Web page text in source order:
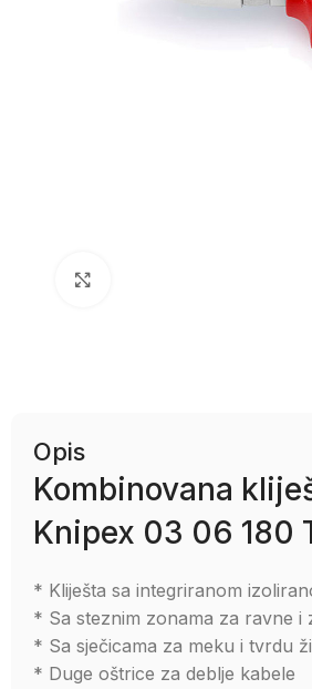
Opis
Kombinovana
Knipex 03 06 180
* Kliješta sa integriranom
* Sa steznim zonama za ravne i
* Sa sječicama za meku i tvrdu
* Duge oštrice za deblje kabele